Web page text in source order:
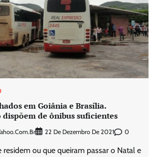
em Goiânia e Brasília.
dispõem de ônibus suficientes
22 De Dezembro De 2021 0
residem ou que queiram passar o Natal e